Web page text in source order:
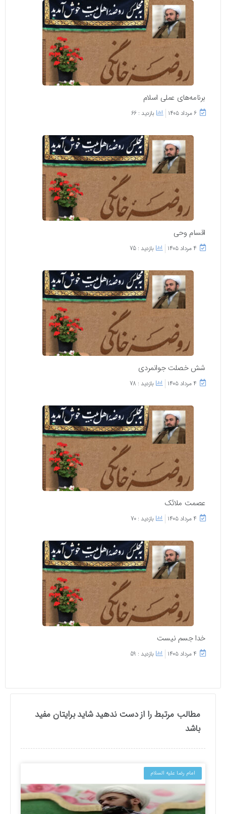
برنامه‌های عملی اسلام
۶ مرداد ۱۴۰۵ بازدید : 66
اقسام وحی
۴ مرداد ۱۴۰۵ بازدید : 75
شش خصلت جوانمردی
۴ مرداد ۱۴۰۵ بازدید : 78
عصمت ملائک
۴ مرداد ۱۴۰۵ بازدید : 70
خدا جسم نیست
۴ مرداد ۱۴۰۵ بازدید : 59
مطالب مرتبط را از دست ندهید شاید برایتان مفید
باشد
امام رضا علیه السلام